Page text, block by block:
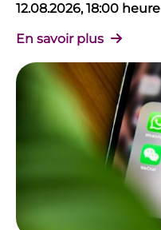
12.08.2026, 18:00 heure
En savoir plus